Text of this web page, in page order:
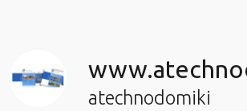
atechnodomiki